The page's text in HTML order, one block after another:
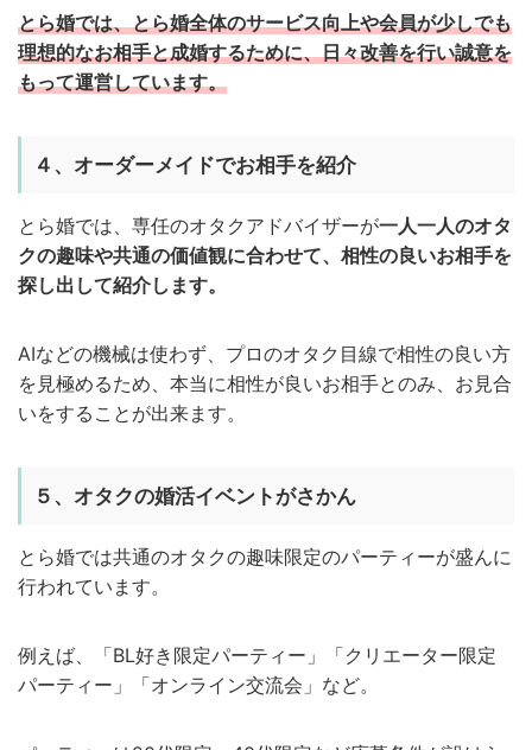
とら婚では、とら婚全体のサービス向上や会員が少しでも
理想的なお相手と成婚するために、日々改善を行い誠意を
もって運営しています。
４、オーダーメイドでお相手を紹介
とら婚では、専任のオタクアドバイザーが一人一人のオタ
クの趣味や共通の価値観に合わせて、 相性の良いお相手を
探し出して紹介します。
AIなどの機械は使わず、プロのオタク目線で相性の良い方
を見極めるため、本当に相性が良いお相手とのみ、お見合
いをすることが出来ます。
５、オタクの婚活イベントがさかん
とら婚では共通のオタクの趣味限定のパーティーが盛んに
行われています。
例えば、「BL好き限定パーティー」「クリエーター限定
パーティー」「オンライン交流会」など。